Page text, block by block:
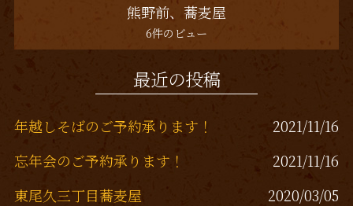
熊野前、蕎麦屋
6件のビュー
最近の投稿
年越しそばのご予約承ります！
2021/11/16
忘年会のご予約承ります！
2021/11/16
東尾久三丁目蕎麦屋
2020/03/05